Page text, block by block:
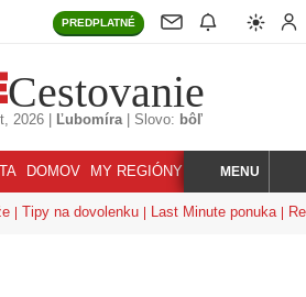
PREDPLATNÉ
Cestovanie
2026 Ľubomíra| Slovo: bôľ
DOMOV MY REGIÓNY KORZÁR
HĽADAJMENU
Tipy na dovolenku Last Minute ponuka